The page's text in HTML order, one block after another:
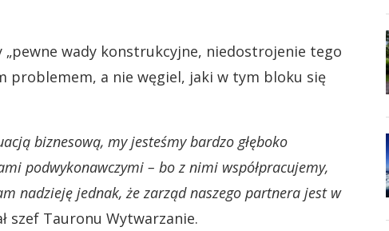
„pewne wady konstrukcyjne, niedostrojenie tego
problemem, a nie węgiel, jaki w tym bloku się
biznesową, my jesteśmy bardzo głęboko
podwykonawczymi – bo z nimi współpracujemy,
nadzieję jednak, że zarząd naszego partnera jest w
szef Tauronu Wytwarzanie.